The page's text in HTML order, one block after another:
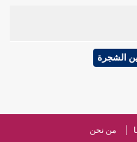
الشجرة
من نحن